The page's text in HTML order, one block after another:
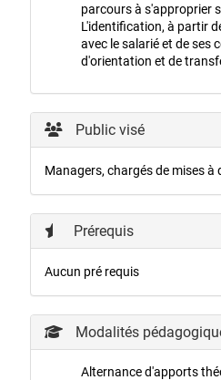
parcours à s'approprier
L'identification, à partir
avec le salarié et de ses
d'orientation et de
Public visé
Managers, chargés de mises à
Prérequis
Aucun pré requis
Modalités
Alternance d'apports